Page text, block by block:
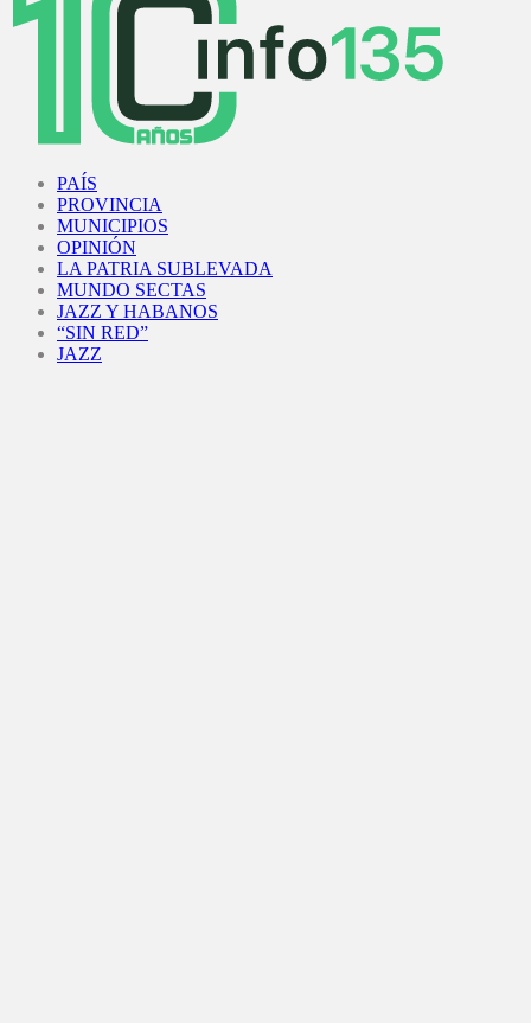
PAÍS
PROVINCIA
MUNICIPIOS
OPINIÓN
LA PATRIA SUBLEVADA
MUNDO SECTAS
JAZZ Y HABANOS
“SIN RED”
JAZZ